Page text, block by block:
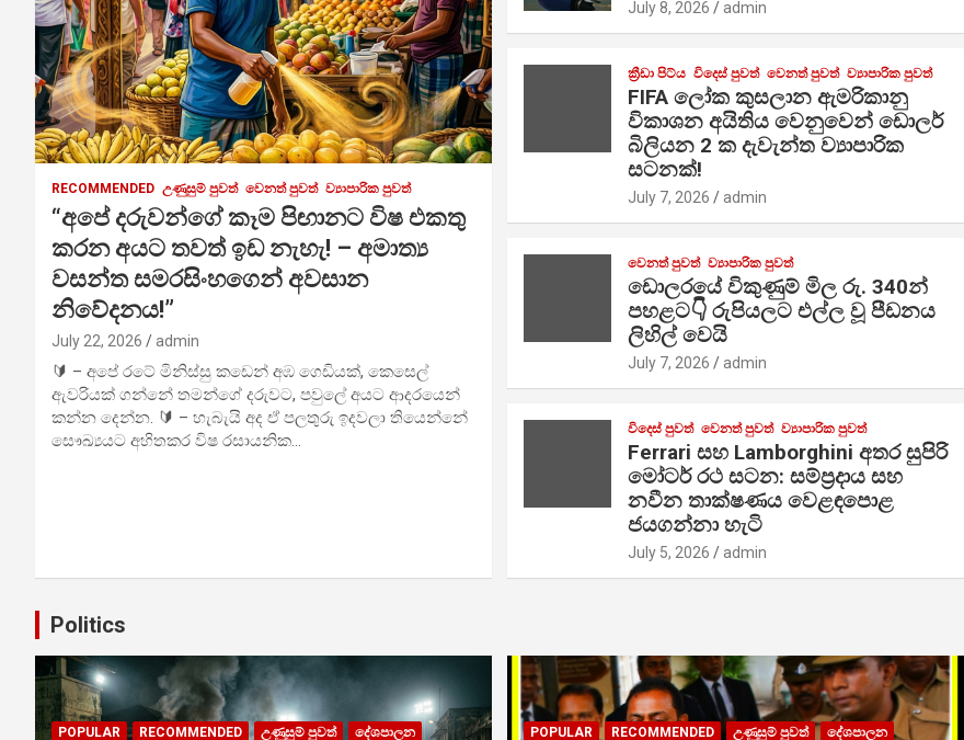
RECOMMENDED උණුසුම් පුවත් වෙනත් පුවත් ව්‍යාපාරික පුවත්
“අපේ දරුවන්ගේ කෑම පිඟානට විෂ එකතු
කරන අයට තවත් ඉඩ නැහැ! – අමාත්‍ය
වසන්ත සමරසිංහගෙන් අවසාන
නිවේදනය!”
July 22, 2026 admin
🔰 – අපේ රටේ මිනිස්සු කඩෙන් අඹ ගෙඩියක්, කෙසෙල්
ඇවරියක් ගන්නේ තමන්ගේ දරුවට, පවුලේ අයට ආදරයෙන්
කන්න දෙන්න. 🔰 – හැබැයි අද ඒ පලතුරු ඉදවලා තියෙන්නේ
සෞඛ්‍යයට අහිතකර විෂ රසායනික…
July 8, 2026 admin
ක්‍රීඩා පිට්ය විදෙස් පුවත් වෙනත් පුවත් ව්‍යාපාරික පුවත්
FIFA ලෝක කුසලාන ඇමරිකානු
විකාශන අයිතිය වෙනුවෙන් ඩොලර්
බිලියන 2 ක දැවැන්ත ව්‍යාපාරික
සටනක්!
July 7, 2026 admin
වෙනත් පුවත් ව්‍යාපාරික පුවත්
ඩොලරයේ විකුණුම් මිල රු. 340න්
පහළට👇 රුපියලට එල්ල වූ පීඩනය
ලිහිල් වෙයි
July 7, 2026 admin
විදෙස් පුවත් වෙනත් පුවත් ව්‍යාපාරික පුවත්
Ferrari සහ Lamborghini අතර සුපිරි
මෝටර් රථ සටන: සම්ප්‍රදාය සහ
නවීන තාක්ෂණය වෙළඳපොළ
ජයගන්නා හැටි
July 5, 2026 admin
Politics
POPULAR RECOMMENDED උණුසුම් පුවත්
දේශපාලන
POPULAR RECOMMENDED උණුසුම් පුවත්
දේශපාලන